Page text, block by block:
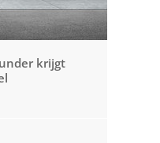
krijgt